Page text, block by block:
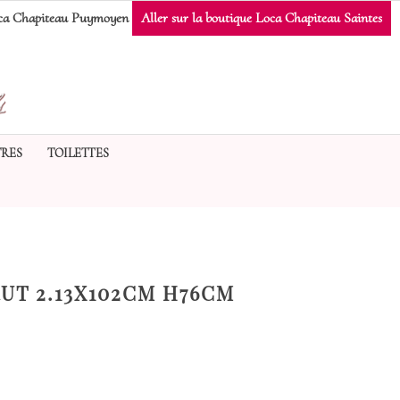
Chapiteau Puymoyen Aller sur la boutique Loca Chapiteau Saintes
TOILETTES
2.13X102CM H76CM